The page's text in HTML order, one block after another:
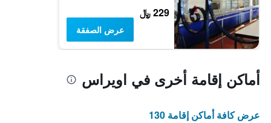
229 ﷼
عرض الصفقة
أماكن إقامة أخرى في اويراس
عرض كافة أماكن إقامة 130